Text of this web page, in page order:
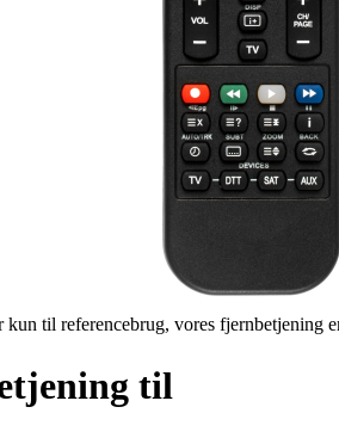
til referencebrug, vores fjernbetjening
til